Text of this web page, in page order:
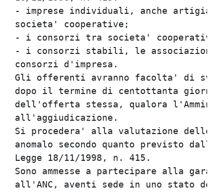
- imprese individuali, anche
societa'
- i consorzi tra societa'
- i consorzi stabili, le
consorzi
Gli offerenti avranno facolta'
dopo il termine di
dell'offerta stessa, qualora
Si procedera' alla valutazione
anomalo secondo quanto
Legge 18/
Sono ammesse a partecipare
all'ANC, aventi sede in uno